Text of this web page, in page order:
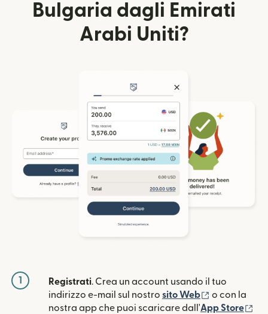
Bulgaria dagli Emirati
Arabi Uniti?
1 Registrati. Crea un account usando il tuo
indirizzo e-mail sul nostro sito Web (si apre in
o con la
nostra app che puoi scaricare dall'App Store